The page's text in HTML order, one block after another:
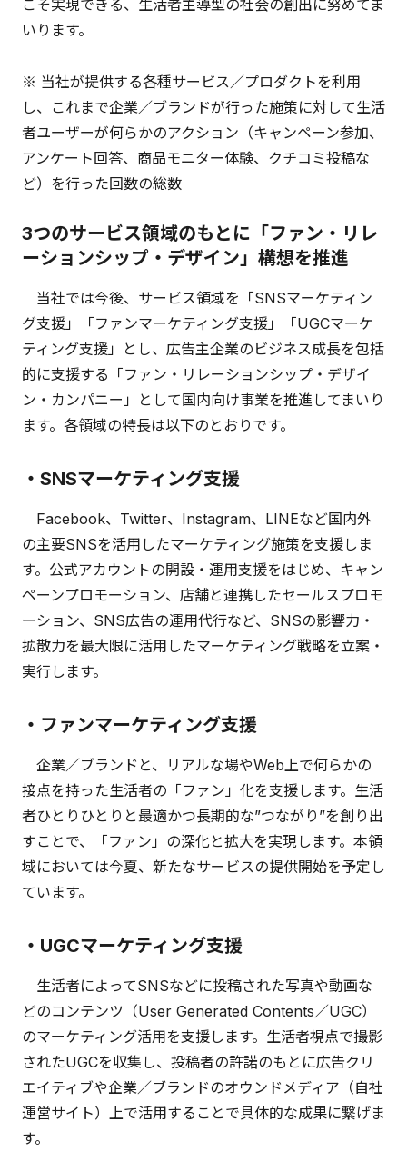
こそ実現できる、生活者主導型の社会の創出に努めてま
いります。
※ 当社が提供する各種サービス／プロダクトを利用
し、これまで企業／ブランドが行った施策に対して生活
者ユーザーが何らかのアクション（キャンペーン参加、
アンケート回答、商品モニター体験、クチコミ投稿な
ど）を行った回数の総数
3つのサービス領域のもとに「ファン・リレ
ーションシップ・デザイン」構想を推進
当社では今後、サービス領域を「SNSマーケティン
グ支援」「ファンマーケティング支援」「UGCマーケ
ティング支援」とし、広告主企業のビジネス成長を包括
的に支援する「ファン・リレーションシップ・デザイ
ン・カンパニー」として国内向け事業を推進してまいり
ます。各領域の特長は以下のとおりです。
・SNSマーケティング支援
Facebook、Twitter、Instagram、LINEなど国内外
の主要SNSを活用したマーケティング施策を支援しま
す。公式アカウントの開設・運用支援をはじめ、キャン
ペーンプロモーション、店舗と連携したセールスプロモ
ーション、SNS広告の運用代行など、SNSの影響力・
拡散力を最大限に活用したマーケティング戦略を立案・
実行します。
・ファンマーケティング支援
企業／ブランドと、リアルな場やWeb上で何らかの
接点を持った生活者の「ファン」化を支援します。生活
者ひとりひとりと最適かつ長期的な”つながり”を創り出
すことで、「ファン」の深化と拡大を実現します。本領
域においては今夏、新たなサービスの提供開始を予定し
ています。
・UGCマーケティング支援
生活者によってSNSなどに投稿された写真や動画な
どのコンテンツ（User Generated Contents／UGC）
のマーケティング活用を支援します。生活者視点で撮影
されたUGCを収集し、投稿者の許諾のもとに広告クリ
エイティブや企業／ブランドのオウンドメディア（自社
運営サイト）上で活用することで具体的な成果に繋げま
す。